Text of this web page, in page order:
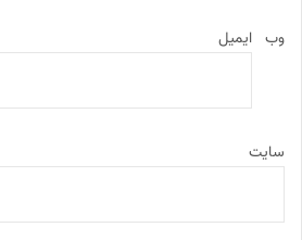
ایمیل وب‌
سایت